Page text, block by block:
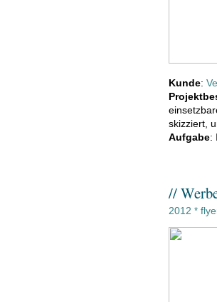
Kunde:
skizziert,
Aufgabe:
//
2012 *